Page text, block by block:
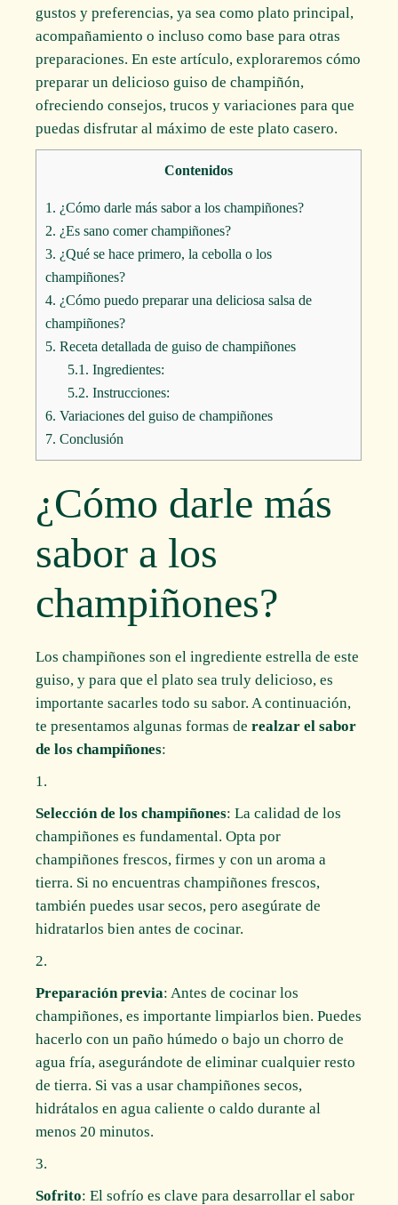
gustos y preferencias, ya sea como plato principal,
acompañamiento o incluso como base para otras
preparaciones. En este artículo, exploraremos cómo
preparar un delicioso guiso de champiñón,
ofreciendo consejos, trucos y variaciones para que
puedas disfrutar al máximo de este plato casero.
Contenidos
1. ¿Cómo darle más sabor a los champiñones?
2. ¿Es sano comer champiñones?
3. ¿Qué se hace primero, la cebolla o los
champiñones?
4. ¿Cómo puedo preparar una deliciosa salsa de
champiñones?
5. Receta detallada de guiso de champiñones
5.1. Ingredientes:
5.2. Instrucciones:
6. Variaciones del guiso de champiñones
7. Conclusión
¿Cómo darle más
sabor a los
champiñones?
Los champiñones son el ingrediente estrella de este
guiso, y para que el plato sea truly delicioso, es
importante sacarles todo su sabor. A continuación,
te presentamos algunas formas derealzar el sabor
de los champiñones:
Selección de los champiñones: La calidad de los
champiñones es fundamental. Opta por
champiñones frescos, firmes y con un aroma a
tierra. Si no encuentras champiñones frescos,
también puedes usar secos, pero asegúrate de
hidratarlos bien antes de cocinar.
Preparación previa: Antes de cocinar los
champiñones, es importante limpiarlos bien. Puedes
hacerlo con un paño húmedo o bajo un chorro de
agua fría, asegurándote de eliminar cualquier resto
de tierra. Si vas a usar champiñones secos,
hidrátalos en agua caliente o caldo durante al
menos 20 minutos.
Sofrito: El sofrío es clave para desarrollar el sabor